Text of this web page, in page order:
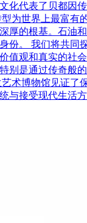
化代表了贝都因
为世界上最富有
厚的根基。石油
份。 我们将共同
值观和真实的社
别是通过传奇般
术博物馆见证了
与接受现代生活